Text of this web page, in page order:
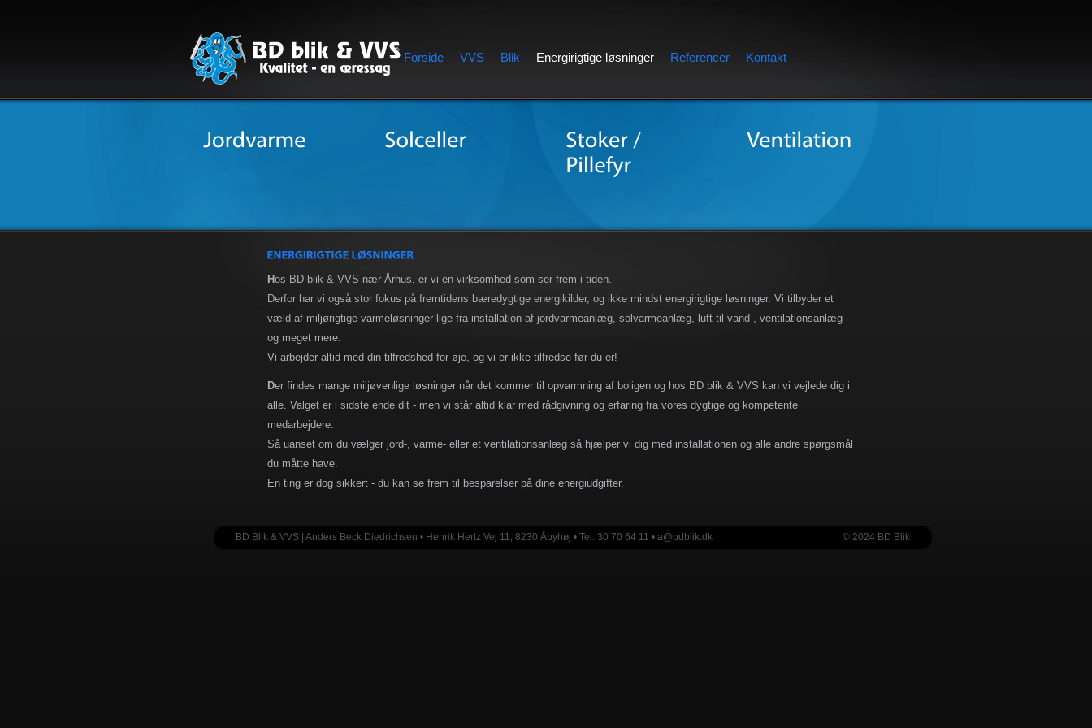
Forside VVS Blik Energirigtige løsninger Referencer Kontakt
Hos BD blik & VVS nær Århus, er vi en virksomhed som ser frem i tiden.
Derfor har vi også stor fokus på fremtidens bæredygtige energikilder, og ikke mindst energirigtige løsninger. Vi tilbyder et
væld af miljørigtige varmeløsninger lige fra installation af jordvarmeanlæg, solvarmeanlæg, luft til vand , ventilationsanlæg
og meget mere.
Vi arbejder altid med din tilfredshed for øje, og vi er ikke tilfredse før du er!
Der findes mange miljøvenlige løsninger når det kommer til opvarmning af boligen og hos BD blik & VVS kan vi vejlede dig i
alle. Valget er i sidste ende dit - men vi står altid klar med rådgivning og erfaring fra vores dygtige og kompetente
medarbejdere.
Så uanset om du vælger jord-, varme- eller et ventilationsanlæg så hjælper vi dig med installationen og alle andre spørgsmål
du måtte have.
En ting er dog sikkert - du kan se frem til besparelser på dine energiudgifter.
BD Blik & VVS | Anders Beck Diedrichsen • Henrik Hertz Vej 11, 8230 Åbyhøj • Tel. 30 70 64 11 • a@bdblik.dk © 2024 BD Blik